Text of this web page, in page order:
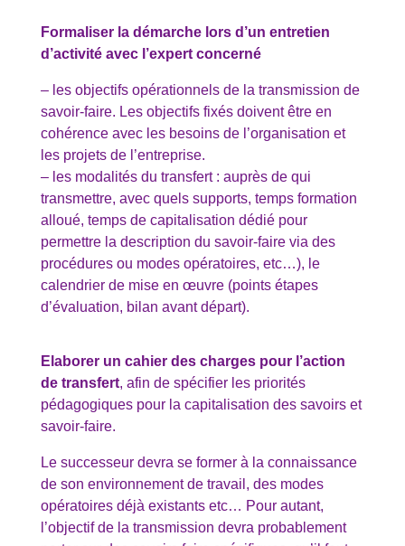
Formaliser la démarche lors d’un entretien
d’activité avec l’expert concerné
– les objectifs opérationnels de la transmission de
savoir-faire. Les objectifs fixés doivent être en
cohérence avec les besoins de l’organisation et
les projets de l’entreprise.
– les modalités du transfert : auprès de qui
transmettre, avec quels supports, temps formation
alloué, temps de capitalisation dédié pour
permettre la description du savoir-faire via des
procédures ou modes opératoires, etc…), le
calendrier de mise en œuvre (points étapes
d’évaluation, bilan avant départ).
Elaborer un cahier des charges pour l’action
de transfert, afin de spécifier les priorités
pédagogiques pour la capitalisation des savoirs et
savoir-faire.
Le successeur devra se former à la connaissance
de son environnement de travail, des modes
opératoires déjà existants etc… Pour autant,
l’objectif de la transmission devra probablement